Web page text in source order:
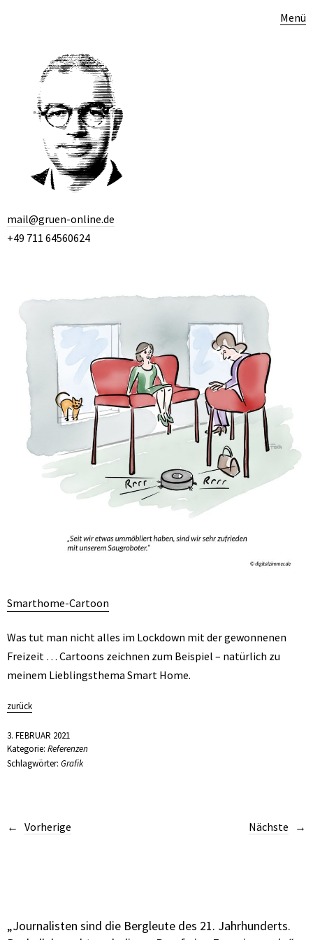
Menü
mail@gruen-online.de
+49 711 64560624
Smarthome-Cartoon
Was tut man nicht alles im Lockdown mit der gewonnenen
Freizeit … Cartoons zeichnen zum Beispiel – natürlich zu
meinem Lieblingsthema Smart Home.
zurück
3. FEBRUAR 2021
Kategorie: Referenzen
Schlagwörter: Grafik
Vorherige Nächste
„Journalisten sind die Bergleute des 21. Jahrhunderts.